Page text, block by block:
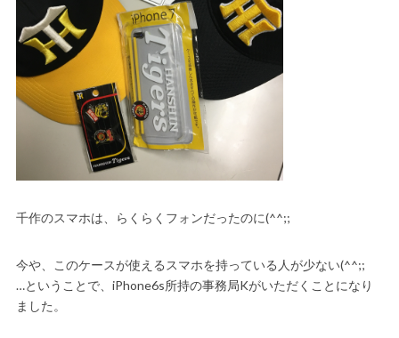
千作のスマホは、らくらくフォンだったのに(^^;;
今や、このケースが使えるスマホを持っている人が少ない(^^;;
…ということで、iPhone6s所持の事務局Kがいただくことになり
ました。